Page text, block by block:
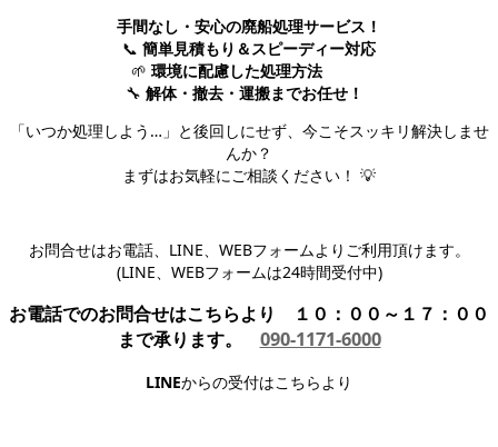
手間なし・安心の廃船処理サービス！
📞 簡単見積もり＆スピーディー対応
🌱 環境に配慮した処理方法
🔧 解体・撤去・運搬までお任せ！
「いつか処理しよう…」と後回しにせず、今こそスッキリ解決しませ
んか？
まずはお気軽にご相談ください！ 💡
お問合せはお電話、LINE、WEBフォームよりご利用頂けます。
(LINE、WEBフォームは24時間受付中)
お電話でのお問合せはこちらより １０：００～１７：００
まで承ります。
090-1171-6000
LINEからの受付はこちらより